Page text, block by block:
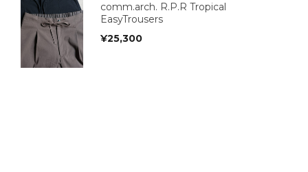
comm.arch. R.P.R Tropical
EasyTrousers
¥25,300